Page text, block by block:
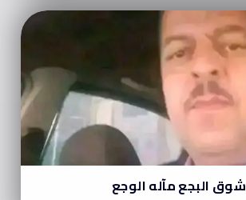
شوق البجع مآله الوجع